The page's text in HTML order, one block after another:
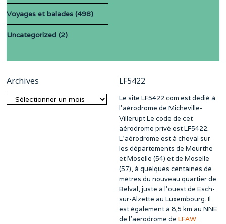
Voyages et balades (498)
Uncategorized (2)
Archives
Archives
LF5422
Le site LF5422.com est dédié à
l’aérodrome de Micheville-
Villerupt Le code de cet
aérodrome privé est LF5422.
L’aérodrome est à cheval sur
les départements de Meurthe
et Moselle (54) et de Moselle
(57), à quelques centaines de
mètres du nouveau quartier de
Belval, juste à l’ouest de Esch-
sur-Alzette au Luxembourg. Il
est également à 8,5 km au NNE
de l’aérodrome de LFAW